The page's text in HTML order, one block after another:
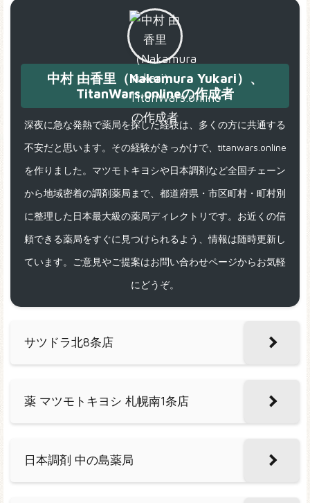
中村 由香里（Nakamura Yukari）、
TitanWars.onlineの作成者
深夜に急な発熱で薬局を探した経験は、多くの方に共通する
不安だと思います。その経験がきっかけで、titanwars.online
を作りました。マツモトキヨシや日本調剤など全国チェーン
から地域密着の調剤薬局まで、都道府県・市区町村・町村別
に整理した日本最大級の薬局ディレクトリです。お近くの信
頼できる薬局をすぐに見つけられるよう、情報は随時更新し
ています。ご意見やご提案はお問い合わせページからお気軽
にどうぞ。
サツドラ北8条店
薬 マツモトキヨシ 札幌南1条店
日本調剤 中の島薬局